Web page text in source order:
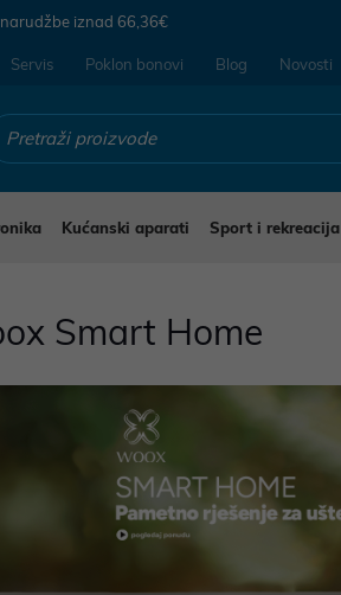
iznad 66,36€
Servis Poklon bonovi Blog Novosti
Kućanski aparati Sport i rekreacija
Smart Home